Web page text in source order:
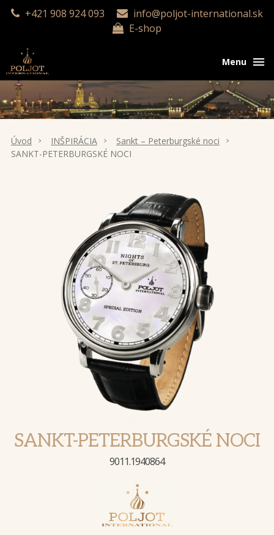
+421 908 924 093
info@poljot-international.sk
E-shop
Menu
Úvod INŠPIRÁCIA
Sankt – Peterburgské noci
SANKT-PETERBURGSKÉ NOCI
SANKT-PETERBURGSKÉ NOCI
9011.1940864